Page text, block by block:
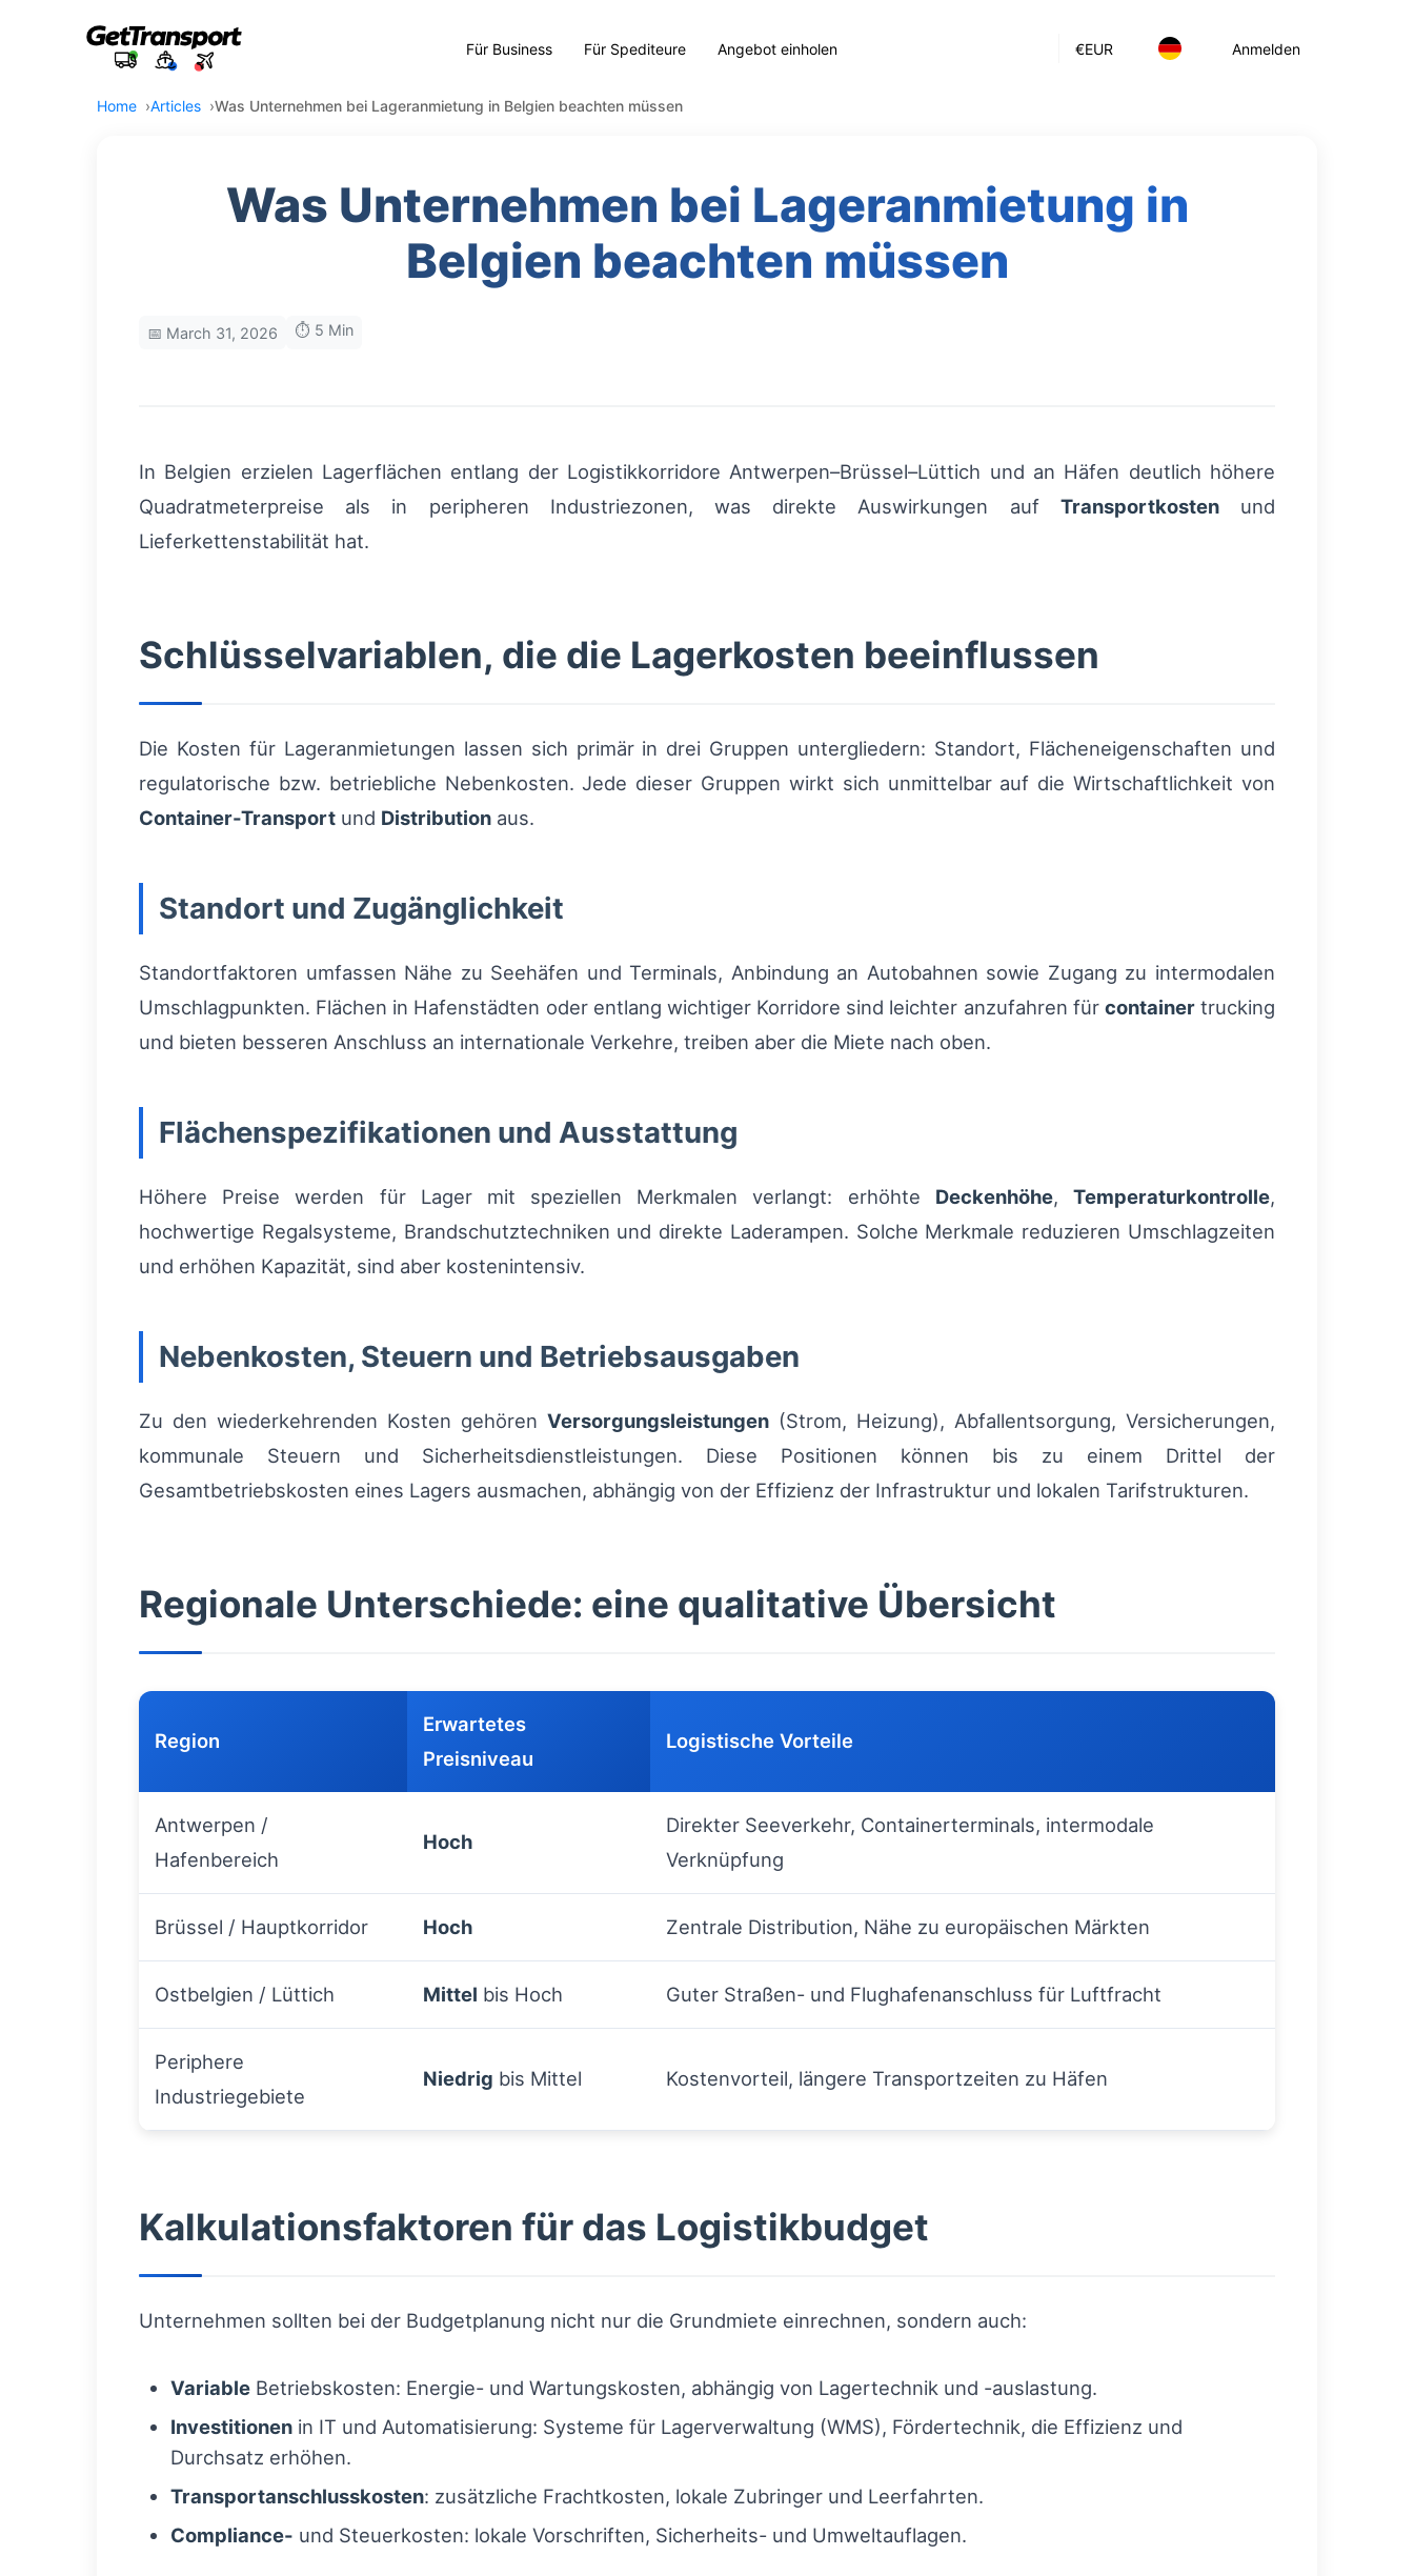
€EUR Anmelden
Für Business Für Spediteure Angebot einholen
Home Articles Was Unternehmen bei Lageranmietung in Belgien beachten müssen
Was Unternehmen bei Lageranmietung in
Belgien beachten müssen
📅 March 31, 2026 ⏱️ 5 Min
In Belgien erzielen Lagerflächen entlang der Logistikkorridore Antwerpen–Brüssel–Lüttich und an Häfen deutlich höhere
Quadratmeterpreise als in peripheren Industriezonen, was direkte Auswirkungen auf Transportkostenund
Lieferkettenstabilität hat.
Schlüsselvariablen, die die Lagerkosten beeinflussen
Die Kosten für Lageranmietungen lassen sich primär in drei Gruppen untergliedern: Standort, Flächeneigenschaften und
regulatorische bzw. betriebliche Nebenkosten. Jede dieser Gruppen wirkt sich unmittelbar auf die Wirtschaftlichkeit von
Container-Transport und Distribution aus.
Standort und Zugänglichkeit
Standortfaktoren umfassen Nähe zu Seehäfen und Terminals, Anbindung an Autobahnen sowie Zugang zu intermodalen
Umschlagpunkten. Flächen in Hafenstädten oder entlang wichtiger Korridore sind leichter anzufahren für containertrucking
und bieten besseren Anschluss an internationale Verkehre, treiben aber die Miete nach oben.
Flächenspezifikationen und Ausstattung
Höhere Preise werden für Lager mit speziellen Merkmalen verlangt: erhöhte Deckenhöhe,Temperaturkontrolle,
hochwertige Regalsysteme, Brandschutztechniken und direkte Laderampen. Solche Merkmale reduzieren Umschlagzeiten
und erhöhen Kapazität, sind aber kostenintensiv.
Nebenkosten, Steuern und Betriebsausgaben
Zu den wiederkehrenden Kosten gehören Versorgungsleistungen (Strom, Heizung), Abfallentsorgung, Versicherungen,
kommunale Steuern und Sicherheitsdienstleistungen. Diese Positionen können bis zu einem Drittel der
Gesamtbetriebskosten eines Lagers ausmachen, abhängig von der Effizienz der Infrastruktur und lokalen Tarifstrukturen.
Regionale Unterschiede: eine qualitative Übersicht
Region
Erwartetes
Preisniveau
Logistische Vorteile
Antwerpen /
Hafenbereich
Hoch
Direkter Seeverkehr, Containerterminals, intermodale
Verknüpfung
Brüssel / Hauptkorridor Hoch Zentrale Distribution, Nähe zu europäischen Märkten
Ostbelgien / Lüttich Mittel bis Hoch Guter Straßen- und Flughafenanschluss für Luftfracht
Periphere
Industriegebiete
Niedrig bis Mittel Kostenvorteil, längere Transportzeiten zu Häfen
Kalkulationsfaktoren für das Logistikbudget
Unternehmen sollten bei der Budgetplanung nicht nur die Grundmiete einrechnen, sondern auch:
Variable Betriebskosten: Energie- und Wartungskosten, abhängig von Lagertechnik und -auslastung.
Investitionen in IT und Automatisierung: Systeme für Lagerverwaltung (WMS), Fördertechnik, die Effizienz und
Durchsatz erhöhen.
Transportanschlusskosten: zusätzliche Frachtkosten, lokale Zubringer und Leerfahrten.
Compliance- und Steuerkosten: lokale Vorschriften, Sicherheits- und Umweltauflagen.